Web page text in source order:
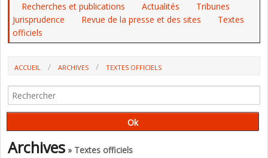
Recherches et publications Actualités
Tribunes
Jurisprudence
Revue de la presse et des sites
Textes
officiels
ACCUEIL ARCHIVES
TEXTES OFFICIELS
LANGUES RÉGIONALES), LA MENTION DU GENRE AU BACCALAURÉAT, LE
CONTRÔLE CONTINU......
Archives » Textes officiels